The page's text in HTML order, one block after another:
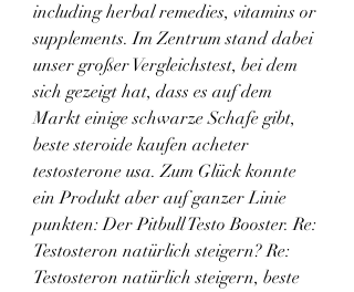
including herbal remedies, vitamins or
supplements. Im Zentrum stand dabei
unser großer Vergleichstest, bei dem
sich gezeigt hat, dass es auf dem
Markt einige schwarze Schafe gibt,
beste steroide kaufen acheter
testosterone usa. Zum Glück konnte
ein Produkt aber auf ganzer Linie
punkten: Der Pitbull Testo Booster. Re:
Testosteron natürlich steigern? Re:
Testosteron natürlich steigern, beste